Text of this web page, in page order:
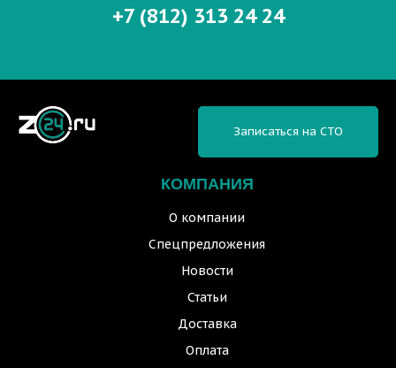
+7 (812) 313 24 24
КОМПАНИЯ
О компании
Спецпредложения
Новости
Статьи
Доставка
Оплата
Записаться на СТО